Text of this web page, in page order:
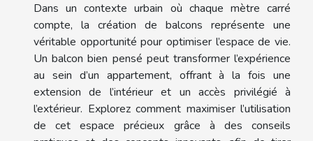
Dans un contexte urbain où chaque mètre carré
compte, la création de balcons représente une
véritable opportunité pour optimiser l’espace de vie.
Un balcon bien pensé peut transformer l’expérience
au sein d’un appartement, offrant à la fois une
extension de l’intérieur et un accès privilégié à
l’extérieur. Explorez comment maximiser l’utilisation
de cet espace précieux grâce à des conseils